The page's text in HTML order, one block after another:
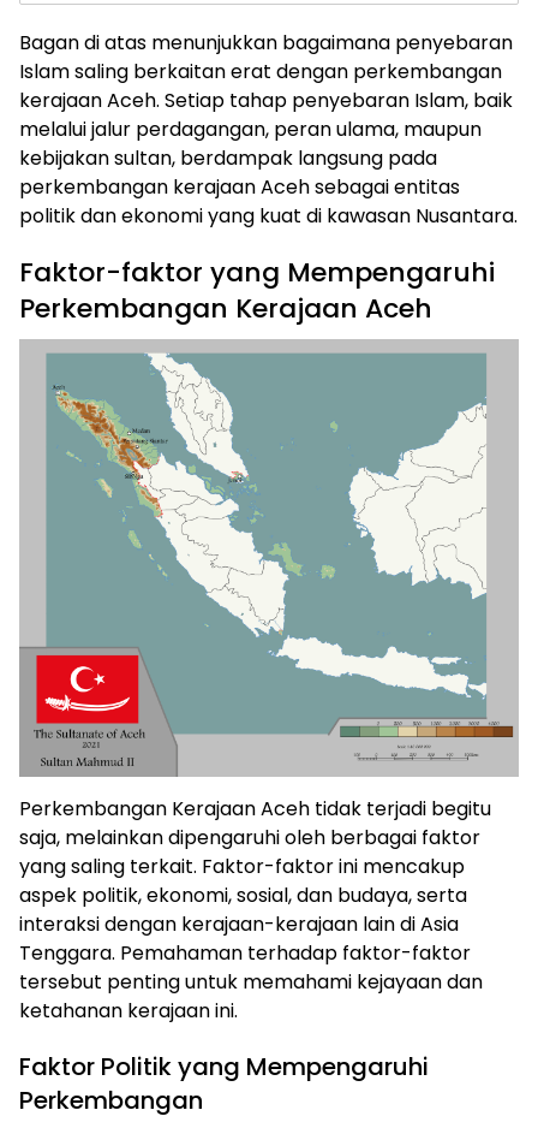
Bagan di atas menunjukkan bagaimana penyebaran
Islam saling berkaitan erat dengan perkembangan
kerajaan Aceh. Setiap tahap penyebaran Islam, baik
melalui jalur perdagangan, peran ulama, maupun
kebijakan sultan, berdampak langsung pada
perkembangan kerajaan Aceh sebagai entitas
politik dan ekonomi yang kuat di kawasan Nusantara.
Faktor-faktor yang Mempengaruhi
Perkembangan Kerajaan Aceh
Perkembangan Kerajaan Aceh tidak terjadi begitu
saja, melainkan dipengaruhi oleh berbagai faktor
yang saling terkait. Faktor-faktor ini mencakup
aspek politik, ekonomi, sosial, dan budaya, serta
interaksi dengan kerajaan-kerajaan lain di Asia
Tenggara. Pemahaman terhadap faktor-faktor
tersebut penting untuk memahami kejayaan dan
ketahanan kerajaan ini.
Faktor Politik yang Mempengaruhi
Perkembangan